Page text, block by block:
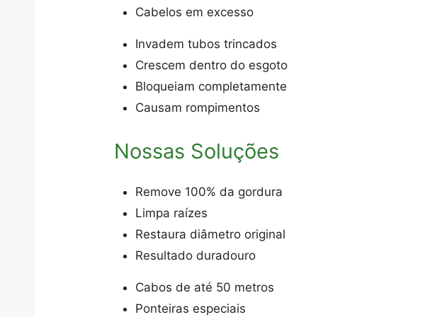
Cabelos em excesso
Invadem tubos trincados
Crescem dentro do esgoto
Bloqueiam completamente
Causam rompimentos
Nossas Soluções
Remove 100% da gordura
Limpa raízes
Restaura diâmetro original
Resultado duradouro
Cabos de até 50 metros
Ponteiras especiais